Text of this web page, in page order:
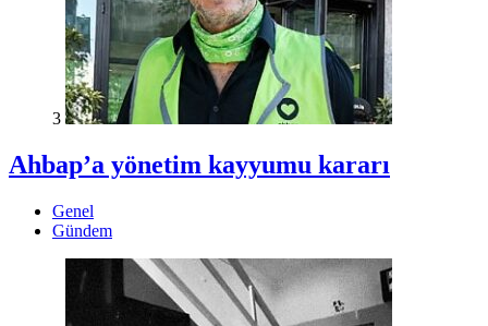
3
Ahbap’a yönetim kayyumu kararı
Genel
Gündem